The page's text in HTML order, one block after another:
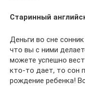
Старинный
Деньги во сне
что вы с ними
можете успешно
кто-то дает, то сон
рождение ребенка!